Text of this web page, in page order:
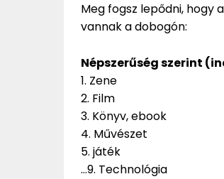
Meg fogsz lepődni, hogy
vannak a dobogón:
Népszerűség szerint
1. Zene
2. Film
3. Könyv, ebook
4. Művészet
5. játék
…9. Technológia